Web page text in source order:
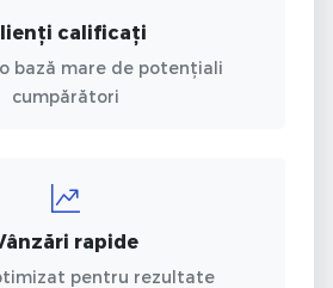
calificați
bază mare de potențiali
cumpărători
rapide
pentru rezultate